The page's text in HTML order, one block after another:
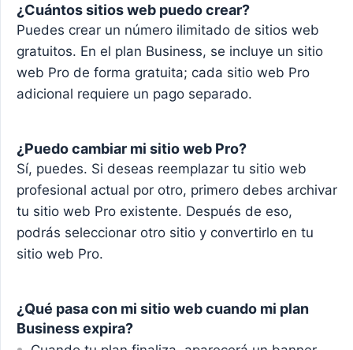
¿Cuántos sitios web puedo crear?
Puedes crear un número ilimitado de sitios web
gratuitos. En el plan Business, se incluye un sitio
web Pro de forma gratuita; cada sitio web Pro
adicional requiere un pago separado.
¿Puedo cambiar mi sitio web Pro?
Sí, puedes. Si deseas reemplazar tu sitio web
profesional actual por otro, primero debes archivar
tu sitio web Pro existente. Después de eso,
podrás seleccionar otro sitio y convertirlo en tu
sitio web Pro.
¿Qué pasa con mi sitio web cuando mi plan
Business expira?